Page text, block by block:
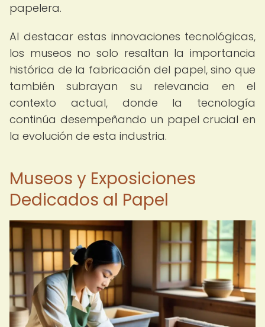
papelera.
Al destacar estas innovaciones tecnológicas,
los museos no solo resaltan la importancia
histórica de la fabricación del papel, sino que
también subrayan su relevancia en el
contexto actual, donde la tecnología
continúa desempeñando un papel crucial en
la evolución de esta industria.
Museos y Exposiciones
Dedicados al Papel